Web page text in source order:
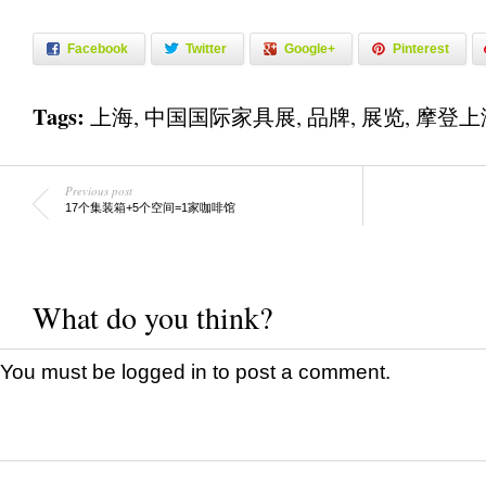
Facebook Twitter Google+ Pinterest
Tags: 上海, 中国国际家具展, 品牌, 展览, 摩登
Previous post
17个集装箱+5个空间=1家咖啡馆
What do you think?
You must be logged in to post a comment.